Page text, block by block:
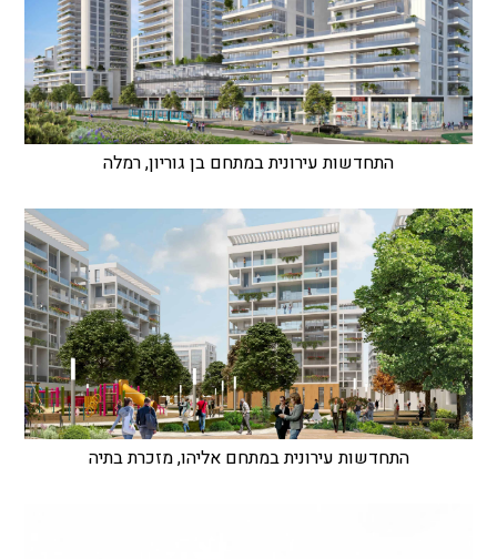
התחדשות עירונית במתחם בן גוריון, רמלה
התחדשות עירונית במתחם אליהו, מזכרת בתיה